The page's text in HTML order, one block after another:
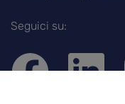
Seguici su: